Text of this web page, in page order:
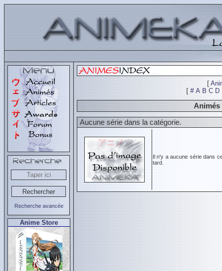
Recherche avancée
Anime Store
[
[ # A B C D
Animés
Aucune série dans la catégorie.
Il n'y a aucune série dans
tard.